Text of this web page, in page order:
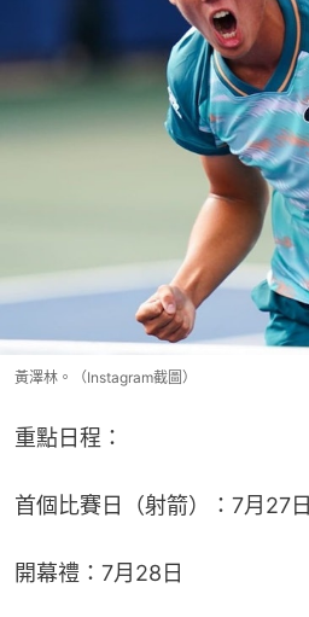
黃澤林。（Instagram截圖）
重點日程：
首個比賽日（射箭）：7月27日
開幕禮：7月28日